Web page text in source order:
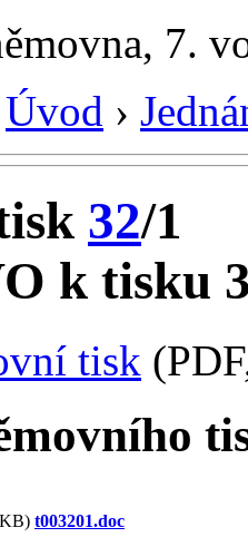
7.
Úvod ›
32/1
k tisku
tisk
t003201.doc